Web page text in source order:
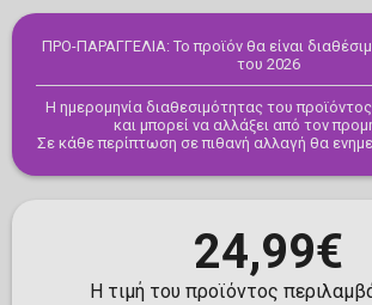
ΠΡΟ-ΠΑΡΑΓΓΕΛΙΑ: Το προϊόν θα είναι
του 2026
Η ημερομηνία διαθεσιμότητας του προϊόντος
και μπορεί να αλλάξει από τον
Σε κάθε περίπτωση σε πιθανή αλλαγή θα
24,99€
Η τιμή του προϊόντος